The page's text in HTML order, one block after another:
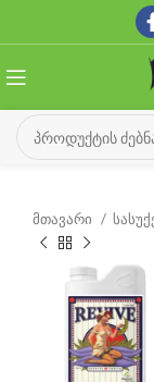
მთავარი